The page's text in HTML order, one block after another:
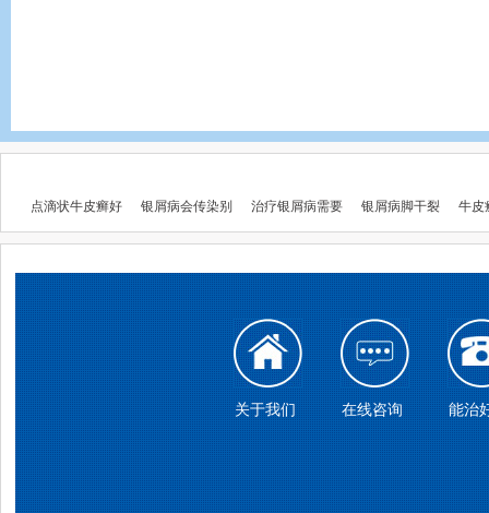
点滴状牛皮癣好 银屑病会传染别 治疗银屑病需要 银屑病脚干裂 牛皮
关于我们 在线咨询 能治